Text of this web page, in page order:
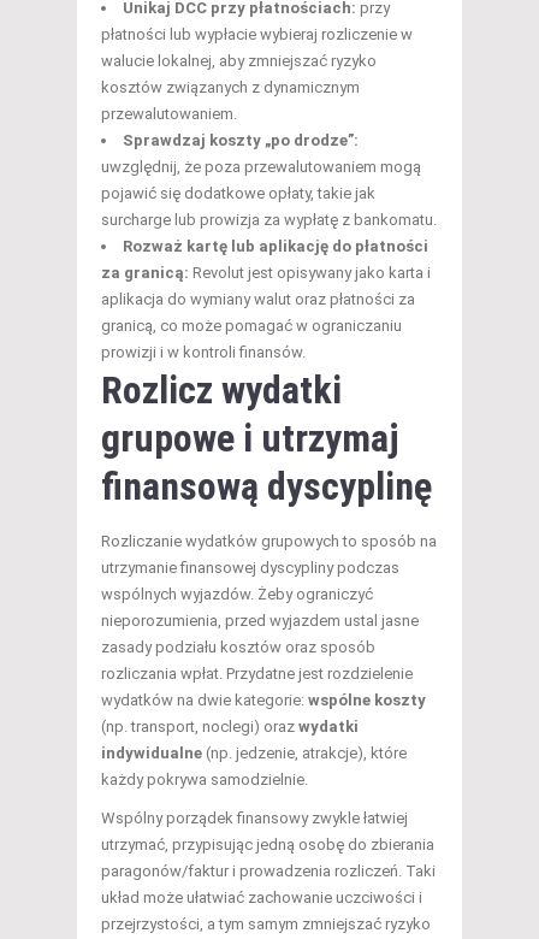
Unikaj DCC przy płatnościach: przy
płatności lub wypłacie wybieraj rozliczenie w
walucie lokalnej, aby zmniejszać ryzyko
kosztów związanych z dynamicznym
przewalutowaniem.
Sprawdzaj koszty „po drodze”:
uwzględnij, że poza przewalutowaniem mogą
pojawić się dodatkowe opłaty, takie jak
surcharge lub prowizja za wypłatę z bankomatu.
Rozważ kartę lub aplikację do płatności
za granicą: Revolut jest opisywany jako karta i
aplikacja do wymiany walut oraz płatności za
granicą, co może pomagać w ograniczaniu
prowizji i w kontroli finansów.
Rozlicz wydatki
grupowe i utrzymaj
finansową dyscyplinę
Rozliczanie wydatków grupowych to sposób na
utrzymanie finansowej dyscypliny podczas
wspólnych wyjazdów. Żeby ograniczyć
nieporozumienia, przed wyjazdem ustal jasne
zasady podziału kosztów oraz sposób
rozliczania wpłat. Przydatne jest rozdzielenie
wydatków na dwie kategorie: wspólne koszty
(np. transport, noclegi) oraz wydatki
indywidualne (np. jedzenie, atrakcje), które
każdy pokrywa samodzielnie.
Wspólny porządek finansowy zwykle łatwiej
utrzymać, przypisując jedną osobę do zbierania
paragonów/faktur i prowadzenia rozliczeń. Taki
układ może ułatwiać zachowanie uczciwości i
przejrzystości, a tym samym zmniejszać ryzyko